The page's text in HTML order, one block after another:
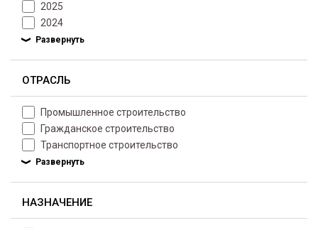
2025
2024
ОТРАСЛЬ
Промышленное строительство
Гражданское строительство
Транспортное строительство
НАЗНАЧЕНИЕ